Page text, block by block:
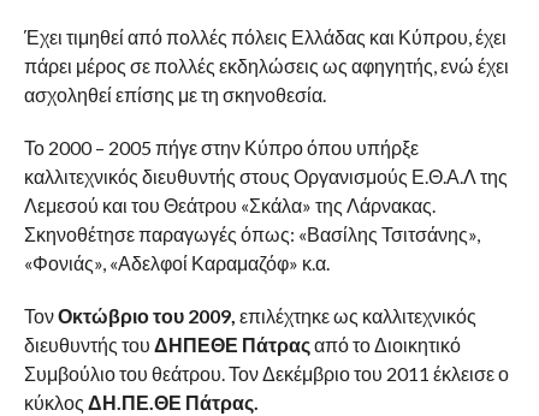
Έχει τιμηθεί από πολλές πόλεις Ελλάδας και Κύπρου, έχει
πάρει μέρος σε πολλές εκδηλώσεις ως αφηγητής, ενώ έχει
ασχοληθεί επίσης με τη σκηνοθεσία.
Το 2000 – 2005 πήγε στην Κύπρο όπου υπήρξε
καλλιτεχνικός διευθυντής στους Οργανισμούς Ε.Θ.Α.Λ της
Λεμεσού και του Θεάτρου «Σκάλα» της Λάρνακας.
Σκηνοθέτησε παραγωγές όπως: «Βασίλης Τσιτσάνης»,
«Φονιάς», «Αδελφοί Καραμαζόφ» κ.α.
ΤονΟκτώβριο του 2009, επιλέχτηκε ως καλλιτεχνικός
διευθυντής του ΔΗΠΕΘΕ Πάτραςαπό το Διοικητικό
Συμβούλιο του θεάτρου. Τον Δεκέμβριο του 2011 έκλεισε ο
κύκλος ΔΗ.ΠΕ.ΘΕ Πάτρας.